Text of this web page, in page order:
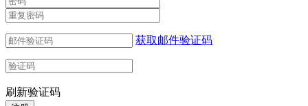
获取邮件验证码
刷新验证码